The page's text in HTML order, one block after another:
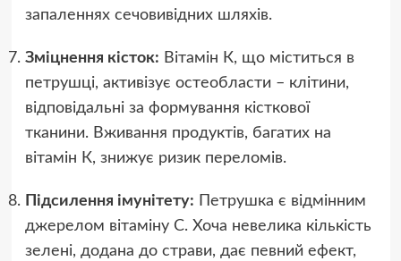
запаленнях сечовивідних шляхів.
Зміцнення кісток: Вітамін К, що міститься в
петрушці, активізує остеобласти – клітини,
відповідальні за формування кісткової
тканини. Вживання продуктів, багатих на
вітамін К, знижує ризик переломів.
Підсилення імунітету: Петрушка є відмінним
джерелом вітаміну С. Хоча невелика кількість
зелені, додана до страви, дає певний ефект,